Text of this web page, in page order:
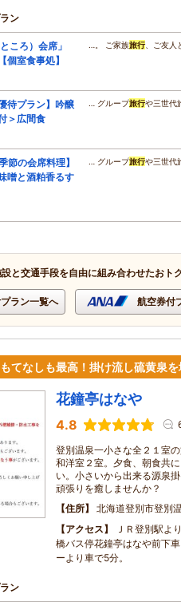
ン
ころ）会席」
個室食事処】
…。 ご家族旅行、ご友人
待プラン】吟醸
＞広間食
… グループ旅行や三世代
節の会席料理】
噌と酒粕香るす
… グループ旅行や三世代
と交通手段を自由に組み合わせたおト
ラン一覧へ 航空券付
てなしも最高！掛け流し硫黄泉を
花鐘亭はなや
4.8
登別温泉一小さな全２１室
和洋室２室。夕食、朝食共
い。小さいから出来る源泉
頑張りを癒しませんか？
住所
北海道登別市登別
アクセス
ＪＲ登別駅よ
橋バス停花鐘亭はなや前下
ーより車で5分。
ン